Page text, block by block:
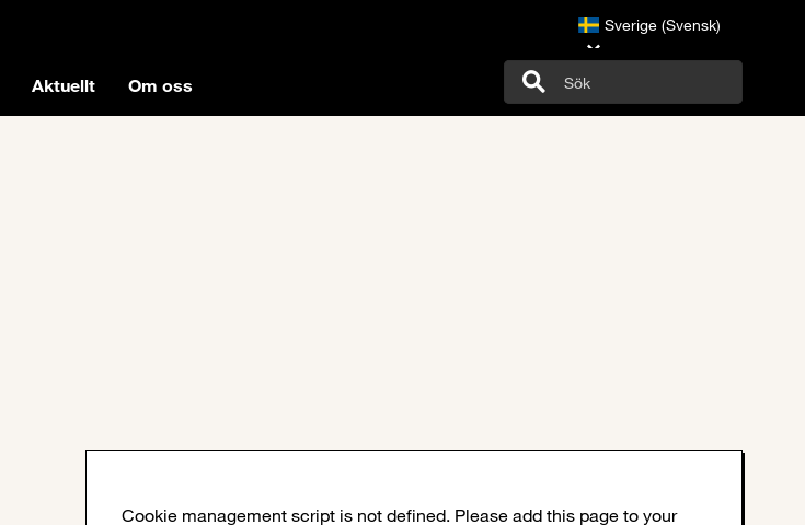
Sverige (Svensk)
Aktuellt Om oss